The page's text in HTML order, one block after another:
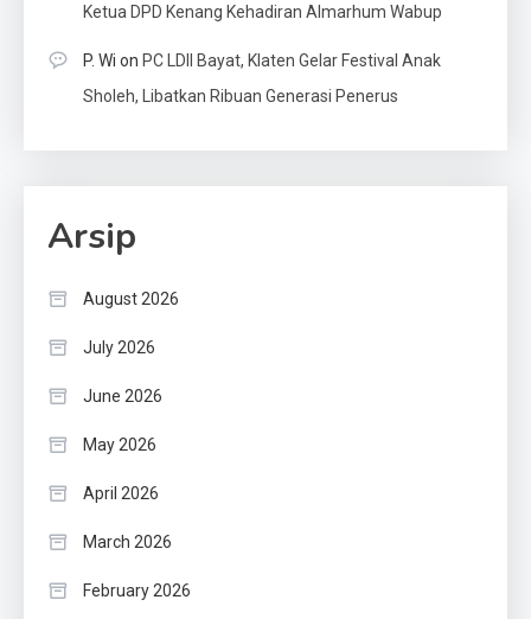
Ketua DPD Kenang Kehadiran Almarhum Wabup
P. Wi on PC LDII Bayat, Klaten Gelar Festival Anak
Sholeh, Libatkan Ribuan Generasi Penerus
Arsip
August 2026
July 2026
June 2026
May 2026
April 2026
March 2026
February 2026